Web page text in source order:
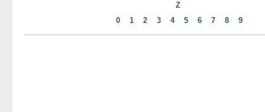
Z
0
1 2 3 4 5 6 7 8 9